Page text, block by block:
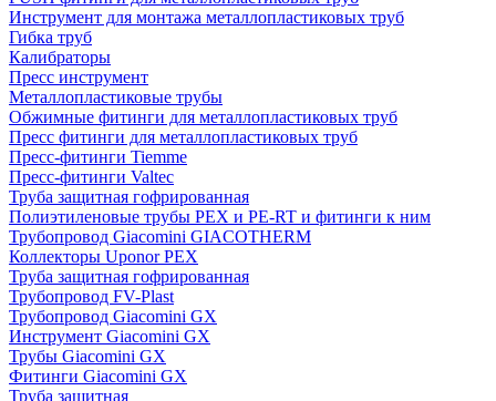
Инструмент для монтажа металлопластиковых труб
Гибка труб
Калибраторы
Пресс инструмент
Металлопластиковые трубы
Обжимные фитинги для металлопластиковых труб
Пресс фитинги для металлопластиковых труб
Пресс-фитинги Tiemme
Пресс-фитинги Valtec
Труба защитная гофрированная
Полиэтиленовые трубы PEX и PE-RT и фитинги к ним
Трубопровод Giacomini GIACOTHERM
Коллекторы Uponor PEX
Труба защитная гофрированная
Трубопровод FV-Plast
Трубопровод Giacomini GX
Инструмент Giacomini GX
Трубы Giacomini GX
Фитинги Giacomini GX
Труба защитная